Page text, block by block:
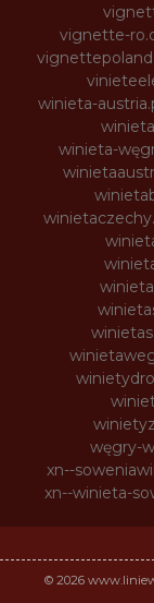
vignette-
winieta-
winieta-
węgry-
xn--
xn--winieta-
© 2026